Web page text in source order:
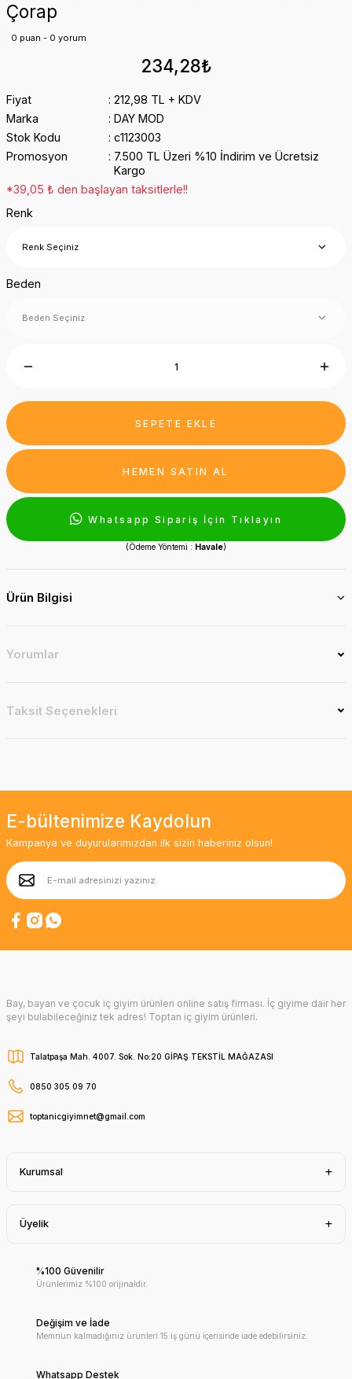
Çorap
0 puan - 0 yorum
234,28₺
Fiyat
212,98 TL + KDV
Marka
DAY MOD
Stok Kodu
c1123003
Promosyon
7.500 TL Üzeri %10 İndirim ve Ücretsiz
Kargo
*39,05 ₺ den başlayan taksitlerle!!
Renk
Beden
SEPETE EKLE
HEMEN SATIN AL
Whatsapp Sipariş İçin Tıklayın
(Ödeme Yöntemi : Havale)
Ürün Bilgisi
Yorumlar
Taksit Seçenekleri
E-bültenimize Kaydolun
Kampanya ve duyurularımızdan ilk sizin haberiniz olsun!
Bay, bayan ve çocuk iç giyim ürünleri online satış firması. İç giyime dair her
şeyi bulabileceğiniz tek adres! Toptan iç giyim ürünleri.
Talatpaşa Mah. 4007. Sok. No:20 GİPAŞ TEKSTİL MAĞAZASI
0850 305 09 70
toptanicgiyimnet@gmail.com
Kurumsal
Üyelik
%100 Güvenilir
Ürünlerimiz %100 orijinaldir.
Değişim ve İade
Memnun kalmadığınız ürünleri 15 iş günü içerisinde iade edebilirsiniz.
Whatsapp Destek